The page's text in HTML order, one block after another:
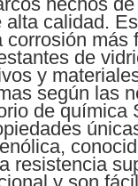
calidad.
de
y
según las
de
resistencia